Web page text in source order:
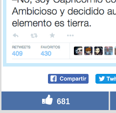
681